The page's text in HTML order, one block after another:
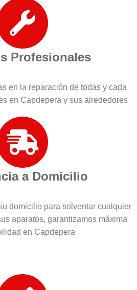
Profesionales
en la reparación de todas y cada
en Capdepera y sus alrededores
a Domicilio
domicilio para solventar cualquier
aparatos, garantizamos máxima
en Capdepera